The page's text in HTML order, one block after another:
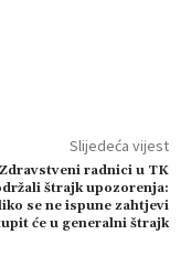
Slijedeća vijest
Zdravstveni radnici u TK
štrajk upozorenja:
se ne ispune zahtjevi
će u generalni štrajk